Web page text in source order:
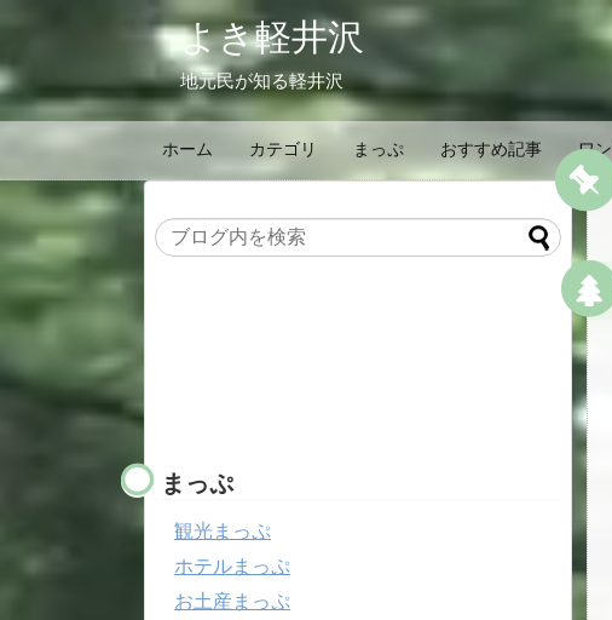
よき軽井沢
地元民が知る軽井沢
ホーム カテゴリ まっぷ おすすめ記事 ワ
まっぷ
観光まっぷ
ホテルまっぷ
お土産まっぷ